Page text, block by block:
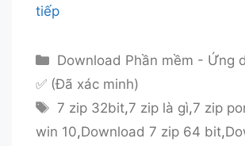
tiếp
Danh
mục
Download Phần mềm - Ứng
✅ (Đã xác minh)
Thẻ
7 zip 32bit,7 zip là gì,7 zip
win 10,Download 7 zip 64 bit,